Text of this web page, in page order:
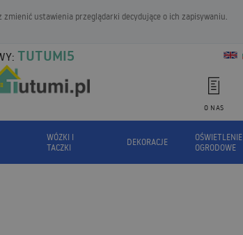
ustawienia przeglądarki decydujące o ich zapisywaniu.
TUTUMI5
O NAS
WÓZKI I
TACZKI
DEKORACJE
OŚWIETLENIE
OGRODOWE